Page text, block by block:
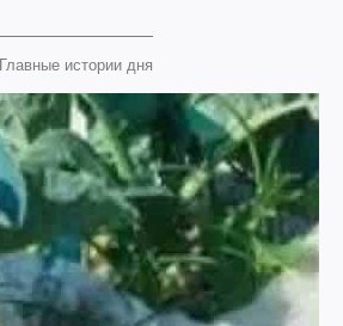
Главные истории дня